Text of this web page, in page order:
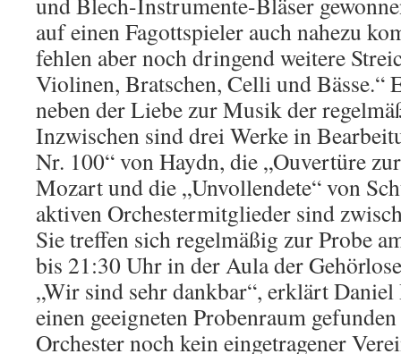
auf einen Fagottspieler auch nahezu
fehlen aber noch dringend weitere
Violinen, Bratschen, Celli und Bässe.“
neben der Liebe zur Musik der
Inzwischen sind drei Werke in
Nr. 100“ von Haydn, die „Ouvertüre
Mozart und die „Unvollendete“ von
aktiven Orchestermitglieder sind
Sie treffen sich regelmäßig zur Probe
bis 21:30 Uhr in der Aula der
„Wir sind sehr dankbar“, erklärt
einen geeigneten Probenraum
Orchester noch kein eingetragener